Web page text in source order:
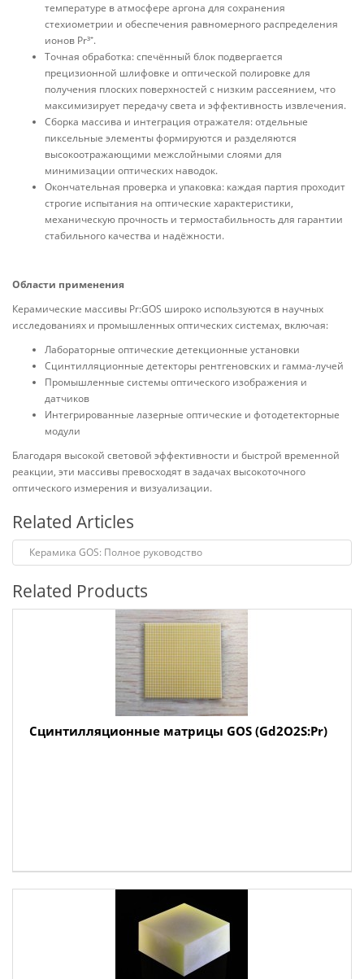
температуре в атмосфере аргона для сохранения
стехиометрии и обеспечения равномерного распределения
ионов Pr³⁺.
Точная обработка: спечённый блок подвергается
прецизионной шлифовке и оптической полировке для
получения плоских поверхностей с низким рассеянием, что
максимизирует передачу света и эффективность извлечения.
Сборка массива и интеграция отражателя: отдельные
пиксельные элементы формируются и разделяются
высокоотражающими межслойными слоями для
минимизации оптических наводок.
Окончательная проверка и упаковка: каждая партия проходит
строгие испытания на оптические характеристики,
механическую прочность и термостабильность для гарантии
стабильного качества и надёжности.
Области применения
Керамические массивы Pr:GOS широко используются в научных
исследованиях и промышленных оптических системах, включая:
Лабораторные оптические детекционные установки
Сцинтилляционные детекторы рентгеновских и гамма-лучей
Промышленные системы оптического изображения и
датчиков
Интегрированные лазерные оптические и фотодетекторные
модули
Благодаря высокой световой эффективности и быстрой временной
реакции, эти массивы превосходят в задачах высокоточного
оптического измерения и визуализации.
Related Articles
Керамика GOS: Полное руководство
Related Products
Сцинтилляционные матрицы GOS (Gd2O2S:Pr)